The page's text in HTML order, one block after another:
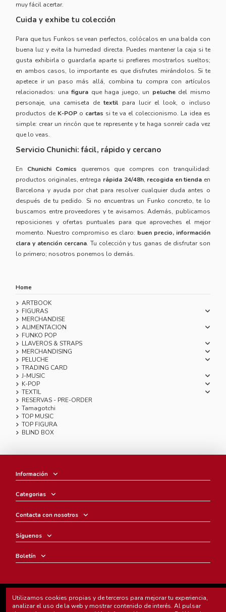
muy fácil acertar.
Cuida y exhibe tu colección
Para que tus Funkos se vean perfectos, colócalos en una balda con
buena luz y evita la humedad directa. Puedes mantener la caja si te
gusta exhibirla o guardarla aparte si prefieres mostrarlos sueltos;
en ambos casos, lo importante es que disfrutes mirándolos. Si te
apetece ir un paso más allá, combina tu compra con artículos
relacionados: unafigura que haga juego, un peluchedel mismo
personaje, una camiseta detextil para lucir el look, o incluso
productos de K-POPo cartas si te va el coleccionismo. La idea es
simple: crear un rincón que te represente y te haga sonreír cada vez
que lo veas.
Servicio Chunichi: fácil, rápido y cercano
En Chunichi Comics queremos que compres con tranquilidad:
productos originales, entrega rápida 24/48h, recogida en tienda en
Barcelona y ayuda por chat para resolver cualquier duda antes o
después de tu pedido. Si no encuentras un Funko concreto, te lo
buscamos entre proveedores y te avisamos. Además, publicamos
reposiciones y ofertas puntuales para que aproveches el mejor
momento. Nuestro compromiso es claro: buen precio, información
clara y atención cercana. Tu colección y tus ganas de disfrutar son
lo primero; nosotros ponemos lo demás.
Home
ARTBOOK
FIGURAS
MERCHANDISE
ALIMENTACION
FUNKO POP
LLAVEROS & STRAPS
MERCHANDISING
PELUCHE
TRADING CARD
J-MUSIC
K-POP
TEXTIL
RESERVAS - PRE-ORDER
Tamagotchi
TOP MUSIC
TOP FIGURA
BLIND BOX
Información
Categorias
Contacta con nosotros
Síguenos
Boletín
Chunichi Comics
- © Copyright 2005-2025. Todos los derechos
reservados.
Utilizamos cookies propias y de terceros para mejorar tu experiencia,
analizar el uso de la web y mostrar contenido de interés. Al pulsar